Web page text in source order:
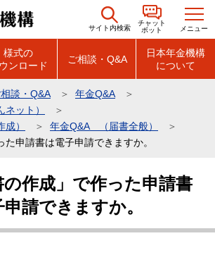
サイト内検索
チャット
ボット
メニュー
様式の
ンロード
ご相談・Q&A
日本年金機構
について
相談・Q&A
年金Q&A
ット）
）
年金Q&A （届書全般）
た申請書は電子申請できますか。
の作成」で作った申請書
請できますか。